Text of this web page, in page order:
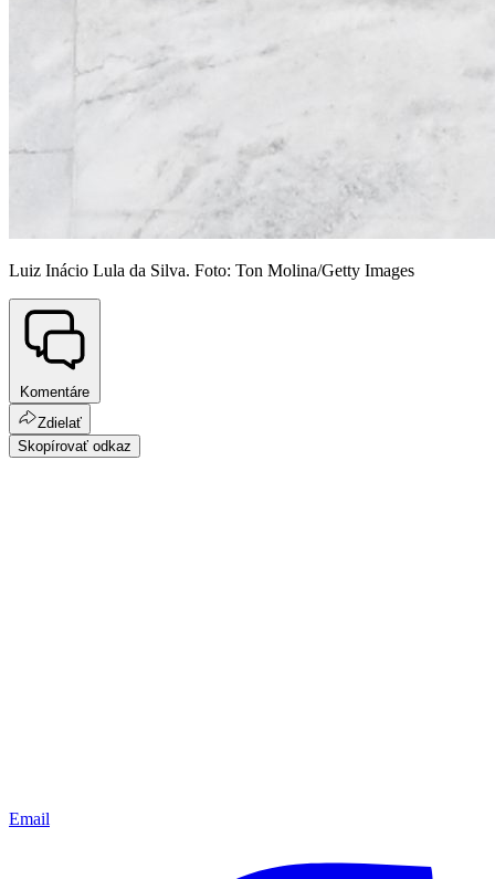
Luiz Inácio Lula da Silva. Foto: Ton Molina/Getty Images
Komentáre
Zdielať
Skopírovať odkaz
Email